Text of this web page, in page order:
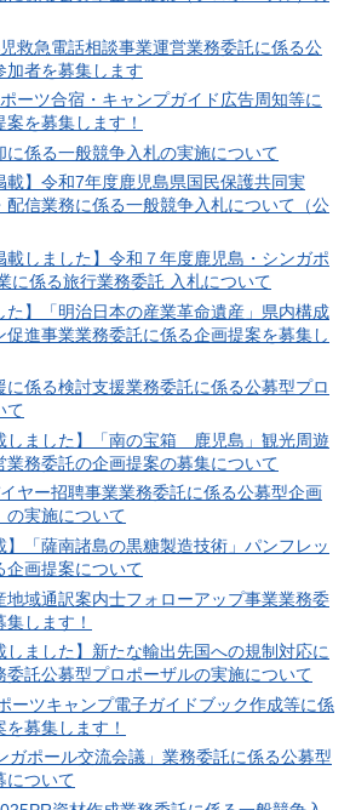
救急電話相談事業運営業務委託に係る公
加者を募集します
ーツ合宿・キャンプガイド広告周知等に
を募集します！
係る一般競争入札の実施について
載】令和7年度鹿児島県国民保護共同実
配信業務に係る一般競争入札について（公
載しました】令和７年度鹿児島・シンガポ
に係る旅行業務委託 入札について
た】「明治日本の産業革命遺産」県内構成
促進事業業務委託に係る企画提案を募集し
に係る検討支援業務委託に係る公募型プロ
て
しました】「南の宝箱 鹿児島」観光周遊
業務委託の企画提案の募集について
ヤー招聘事業業務委託に係る公募型企画
の実施について
】「薩南諸島の黒糖製造技術」パンフレッ
企画提案について
地域通訳案内士フォローアップ事業業務委
します！
しました】新たな輸出先国への規制対応に
委託公募型プロポーザルの実施について
ーツキャンプ電子ガイドブック作成等に係
募集します！
ガポール交流会議」業務委託に係る公募型
について